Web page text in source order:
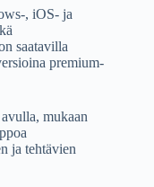
, iOS- ja
saatavilla
premium-
mukaan
ja tehtävien